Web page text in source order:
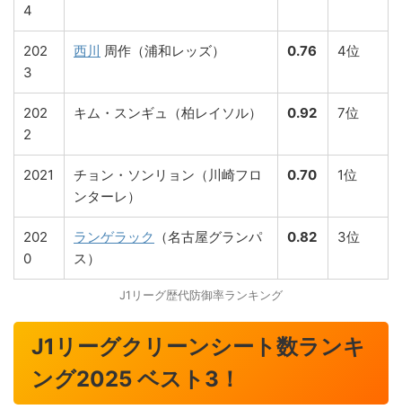
4
202
3
西川 周作（浦和レッズ） 0.76 4位
202
2
キム・スンギュ（柏レイソル） 0.92 7位
2021
チョン・ソンリョン（川崎フロ
ンターレ）
0.70 1位
202
0
ランゲラック （名古屋グランパ
ス）
0.82 3位
J1リーグ歴代防御率ランキング
J1リーグクリーンシート数ランキ
ング2025 ベスト3！